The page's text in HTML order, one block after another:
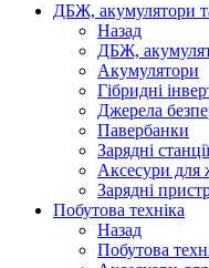
ДБЖ, акумулятори
Назад
ДБЖ,
Акумулятори
Гібридні
Джерела
Павербанки
Зарядні станції
Аксесури для
Зарядні
Побутова техніка
Назад
Побутова